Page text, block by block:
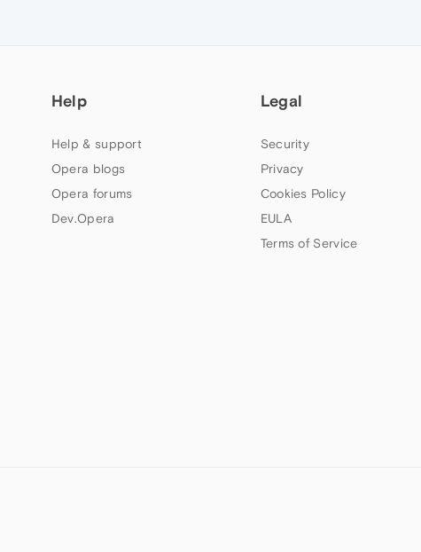
Help
Help & support
Opera blogs
Opera forums
Dev.Opera
Legal
Security
Privacy
Cookies Policy
EULA
Terms of Service